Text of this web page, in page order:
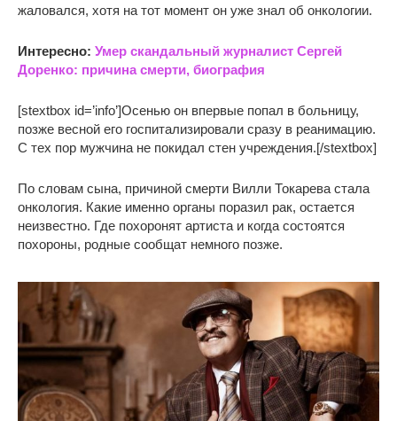
жаловался, хотя на тот момент он уже знал об онкологии.
Интересно: Умер скандальный журналист Сергей
Доренко: причина смерти, биография
[stextbox id=’info’]Осенью он впервые попал в больницу,
позже весной его госпитализировали сразу в реанимацию.
С тех пор мужчина не покидал стен учреждения.[/stextbox]
По словам сына, причиной смерти Вилли Токарева стала
онкология. Какие именно органы поразил рак, остается
неизвестно. Где похоронят артиста и когда состоятся
похороны, родные сообщат немного позже.